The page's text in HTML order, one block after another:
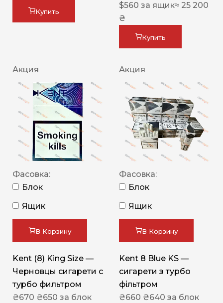
Купить
$560 за ящик≈ 25 200
₴
Купить
Акция
Фасовка:
Блок
Ящик
В Корзину
Kent (8) King Size —
Черновцы сигарети с
турбо фильтром
₴670 ₴650 за блок
Акция
Фасовка:
Блок
Ящик
В Корзину
Kent 8 Blue KS —
сигарети з турбо
фільтром
₴660 ₴640 за блок